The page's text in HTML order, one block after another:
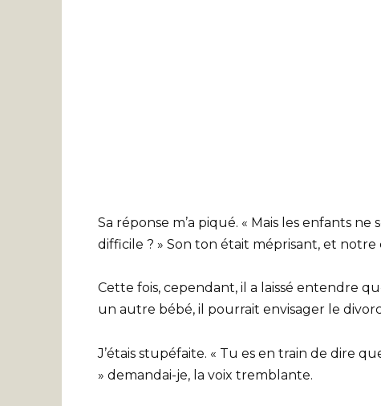
Sa réponse m’a piqué. « Mais les enfants
difficile ? » Son ton était méprisant, et
Cette fois, cependant, il a laissé entendre
un autre bébé, il pourrait envisager le
J’étais stupéfaite. « Tu es en train de dire
» demandai-je, la voix tremblante.